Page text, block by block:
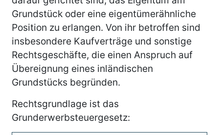
Grundstück oder eine eigentümerähnliche
Position zu erlangen. Von ihr betroffen sind
insbesondere Kaufverträge und sonstige
Rechtsgeschäfte, die einen Anspruch auf
Übereignung eines inländischen
Grundstücks begründen.
Rechtsgrundlage ist das
Grunderwerbsteuergesetz: